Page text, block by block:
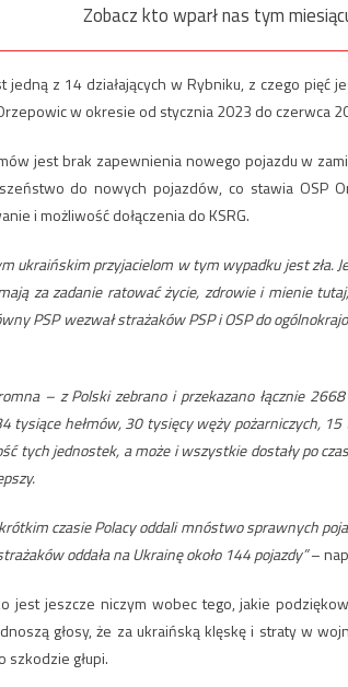
Zobacz kto wparł nas tym
jedną z 14 działających w Rybniku, z czego pięć
w okresie od stycznia 2023 do czerwca
jest brak zapewnienia nowego pojazdu w
do nowych pojazdów, co stawia OSP
i możliwość dołączenia do KSRG.
ukraińskim przyjacielom w tym wypadku jest zła.
za zadanie ratować życie, zdrowie i mienie
PSP wezwał strażaków PSP i OSP do
– z Polski zebrano i przekazano łącznie
tysiące hełmów, 30 tysięcy węży pożarniczych,
tych jednostek, a może i wszystkie dostały po
czasie Polacy oddali mnóstwo sprawnych
oddała na Ukrainę około 144 pojazdy”–
jest jeszcze niczym wobec tego, jakie
głosy, że za ukraińską klęskę i straty w
szkodzie głupi.